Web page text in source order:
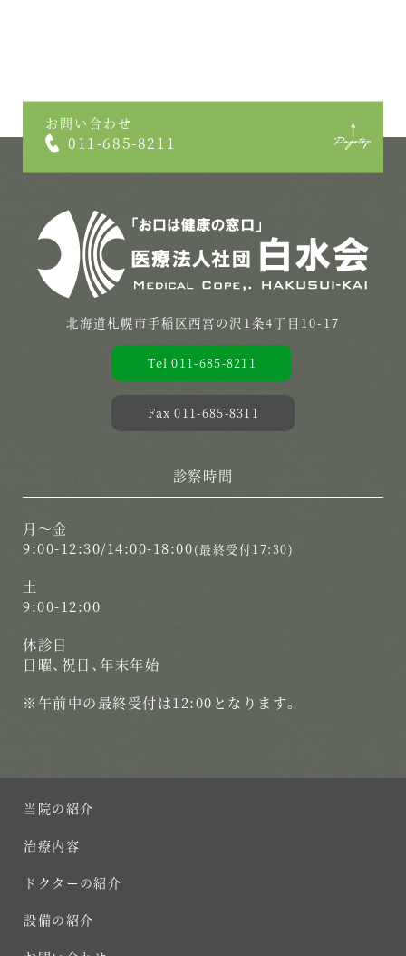
お問い合わせ
011-685-8211
北海道札幌市手稲区西宮の沢1条4丁目10-17
Tel 011-685-8211
Fax 011-685-8311
診察時間
月〜金
9:00-12:30/14:00-18:00(最終受付17:30)
土
9:00-12:00
休診日
日曜、祝日、年末年始
※午前中の最終受付は12:00となります。
当院の紹介
治療内容
ドクターの紹介
設備の紹介